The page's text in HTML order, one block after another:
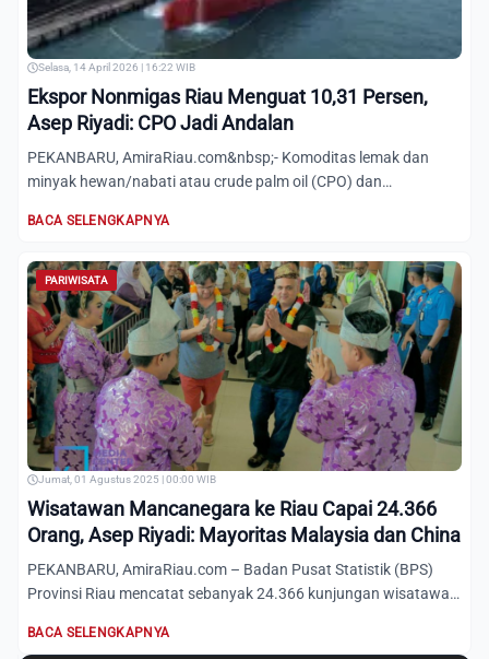
Selasa, 14 April 2026 | 16:22 WIB
Ekspor Nonmigas Riau Menguat 10,31 Persen,
Asep Riyadi: CPO Jadi Andalan
PEKANBARU, AmiraRiau.com&nbsp;- Komoditas lemak dan
minyak hewan/nabati atau crude palm oil (CPO) dan
BACA SELENGKAPNYA
PARIWISATA
Jumat, 01 Agustus 2025 | 00:00 WIB
Wisatawan Mancanegara ke Riau Capai 24.366
Orang, Asep Riyadi: Mayoritas Malaysia dan China
PEKANBARU, AmiraRiau.com – Badan Pusat Statistik (BPS)
Provinsi Riau mencatat sebanyak 24.366 kunjungan wisatawan
BACA SELENGKAPNYA